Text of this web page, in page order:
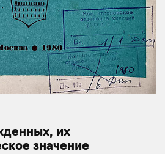
их
значение